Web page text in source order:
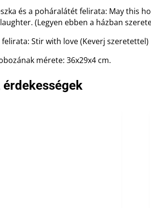
és a poháralátét felirata: May this
(Legyen ebben a házban
felirata: Stir with love (Keverj szeretettel)
mérete: 36x29x4 cm.
érdekességek